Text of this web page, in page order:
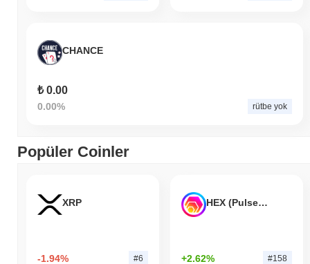
CHANCE
₺ 0.00
0.00% rütbe yok
Popüler Coinler
XRP
-1.94% #6
HEX (Pulsechain)
+2.62% #158